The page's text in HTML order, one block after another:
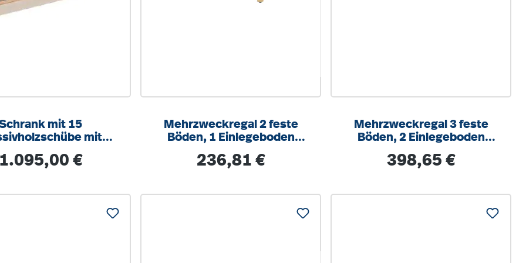
mit 15
mit
Massivholz
Preis:€
Mehrzweckregal 2 feste
Böden, 1 Einlegeboden
Regulärer Preis:
236,81 €
Mehrzweckregal 3 feste
Böden, 2 Einlegeboden
Regulärer Preis:
398,65 €